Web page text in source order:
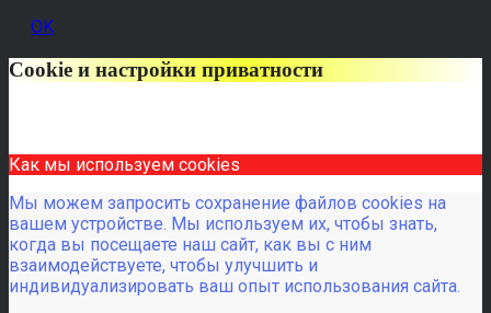
OK
Cookie и настройки приватности
Как мы используем cookies
Мы можем запросить сохранение файлов cookies на
вашем устройстве. Мы используем их, чтобы знать,
когда вы посещаете наш сайт, как вы с ним
взаимодействуете, чтобы улучшить и
индивидуализировать ваш опыт использования сайта.